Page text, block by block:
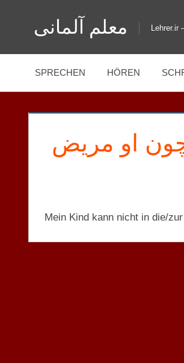
معلم آلمانی
SPRECHEN HÖREN
چون او مریض
Mein Kind kann nicht in die/